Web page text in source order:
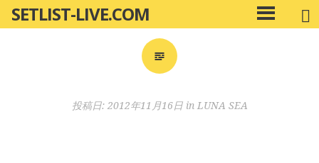
ン
SETLIST-LIVE.COM
メ
イ
投稿日: 2012年11月16日in LUNA SEA